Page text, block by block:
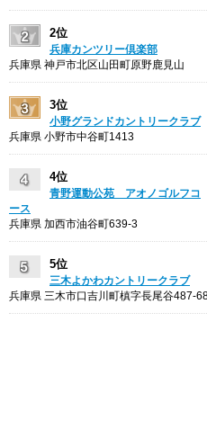
2位
兵庫カンツリー倶楽部
兵庫県 神戸市北区山田町原野鹿見山
3位
小野グランドカントリークラブ
兵庫県 小野市中谷町1413
4位
青野運動公苑 アオノゴルフコ
ース
兵庫県 加西市油谷町639-3
5位
三木よかわカントリークラブ
兵庫県 三木市口吉川町槙字長尾谷487-